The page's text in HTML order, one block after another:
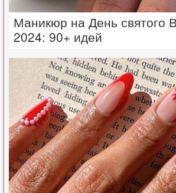
Маникюр на День святого
2024: 90+ идей